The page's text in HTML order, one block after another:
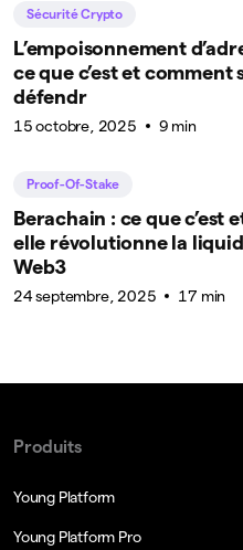
Sécurité Crypto
L’empoisonnement
ce que c’est et comment
défendr
15 octobre, 2025 9 min
Proof-Of-Stake
Berachain : ce que c’est
elle révolutionne la
Web3
24 septembre, 2025 17 min
Produits
Young Platform
Young Platform Pro